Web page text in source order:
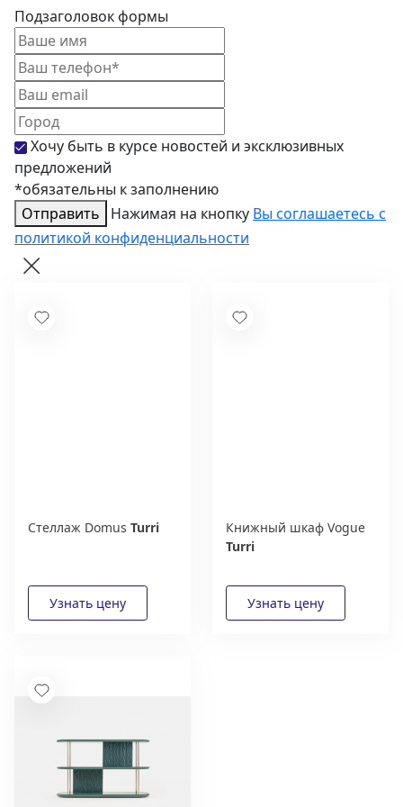
Подзаголовок формы
Хочу быть в курсе новостей и эксклюзивных
предложений
*обязательны к заполнению
Отправить
Нажимая на кнопку Вы соглашаетесь с
политикой конфиденциальности
Стеллаж Domus Turri
Книжный шкаф Vogue
Turri